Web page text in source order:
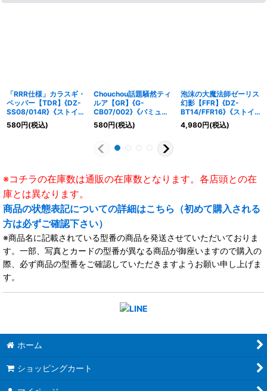
「RRR仕様」カラスギ・
ペッパー【TDR】{DZ-
SS08/014R}《ストイケ
イア》
580円(税込)
Chouchou話題騒然ティ
ルア【GR】{G-
CB07/002}《バミュー
ダ△》
580円(税込)
泡沫の大魔法師ゼーリス
幻影【FFR】{DZ-
BT14/FFR16}《ストイ
ケイア》
4,980円(税込)
※コチラの在庫数は通販の在庫数となります。各店頭との在
庫とは異なります。
商品の状態表記についての詳細はこちら（初めて購入される
方は必ずご確認下さい）
※商品名に記載されている型番の商品を発送させていただいておりま
す。一部、写真とカードの型番が異なる商品が御座いますので購入の
際、必ず商品の型番をご確認していただきますようお願い申し上げま
す。
ホーム
ショッピングカート